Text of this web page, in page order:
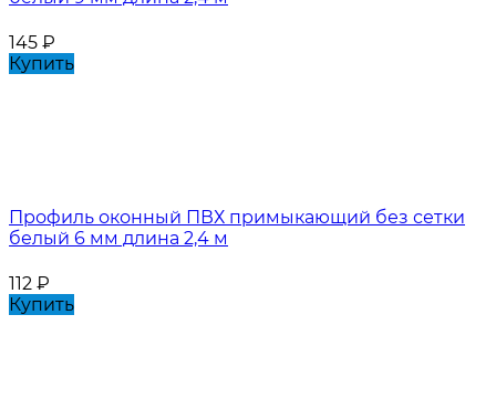
145 ₽
Купить
Профиль оконный ПВХ примыкающий без сетки
белый 6 мм длина 2,4 м
112 ₽
Купить